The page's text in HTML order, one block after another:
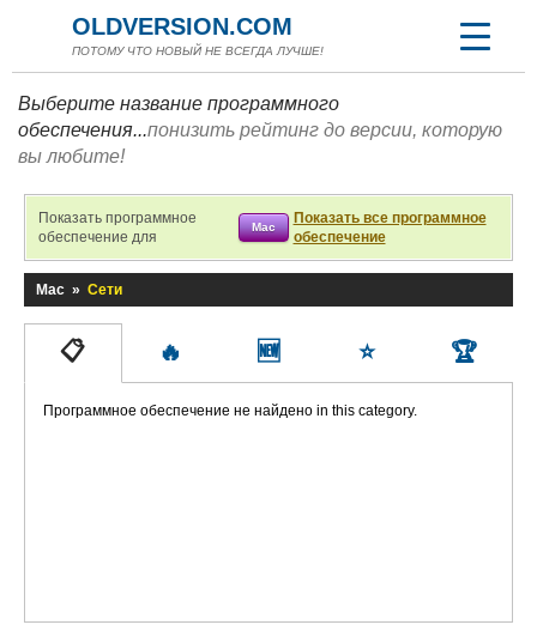
OLDVERSION.COM
ПОТОМУ ЧТО НОВЫЙ НЕ ВСЕГДА ЛУЧШЕ!
Выберите название программного
обеспечения...понизить рейтинг до версии, которую
вы любите!
Показать программное
обеспечение для
Mac
Показать все программное
обеспечение
Mac » Сети
📋 🔥 🆕 ⭐ 🏆
Программное обеспечение не найдено in this category.